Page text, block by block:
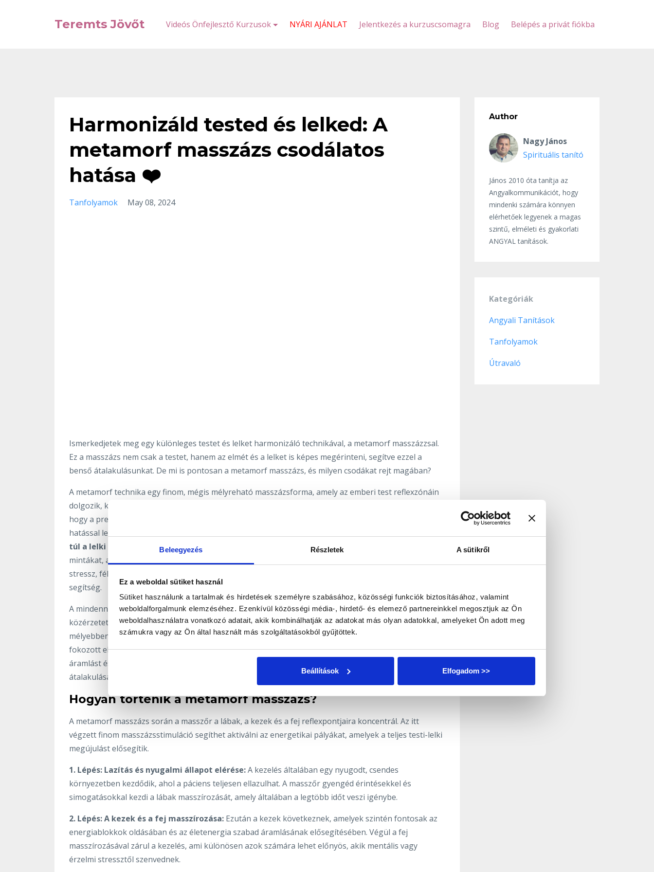
Beleegyezés Részletek A sütikről
Ez a weboldal sütiket használ
Sütiket használunk a tartalmak és hirdetések személyre szabásához, közösségi funkciók biztosításához, valamint
weboldalforgalmunk elemzéséhez. Ezenkívül közösségi média-, hirdető- és elemező partnereinkkel megosztjuk az Ön
weboldalhasználatra vonatkozó adatait, akik kombinálhatják az adatokat más olyan adatokkal, amelyeket Ön adott meg
számukra vagy az Ön által használt más szolgáltatásokból gyűjtöttek.
Beállítások Elfogadom >>
Teremts Jövőt Videós Önfejlesztő Kurzusok NYÁRI AJÁNLAT Jelentkezés a kurzuscsomagra Blog Belépés a privát fiókba
Harmonizáld tested és lelked: A
metamorf masszázs csodálatos
hatása ❤️
Tanfolyamok May 08, 2024
Ismerkedjetek meg egy különleges testet és lelket harmonizáló technikával, a metamorf masszázzsal.
Ez a masszázs nem csak a testet, hanem az elmét és a lelket is képes megérinteni, segítve ezzel a
benső átalakulásunkat. De mi is pontosan a metamorf masszázs, és milyen csodákat rejt magában?
A metamorf technika egy finom, mégis mélyreható masszázsforma, amely az emberi test reflexzónáin
dolgozik, különösen a lábakon, a kezeken és a fejen. Ez a módszer abból a felismerésből született,
hogy a prenatális időszak, vagyis az anyaméhben töltött időszak alatt elszenvedett stressz és trauma
hatással lehet ránk egész életünkben. A metamorf masszázs különlegessége, hogy a
túl a lelki és érzelmi blokkokat is képes oldani.
Segíthet felszabadítani azokat a korlátozó
mintákat, amelyek akár évek óta, évtizedek óta akadályoznak minket az életünkben. Akár szorongás,
stressz, félelmek vagy akár depresszió esetén is alkalmazható, mint egy gyengéd, mégis hatékony
segítség.
A mindennapi életben a metamorf masszázs segíthet jobban kezelni a stresszt, javítja az általános
közérzetet, és erősítheti az önbizalmat. Sokan arról számoltak be, hogy képessé váltak relaxálni és
mélyebben aludni a masszázs után. Emellett a nagyobb lelki nyugalom és a stresszel szembeni
fokozott ellenálló képesség is gyakran említett előny. A masszázs célja, hogy elősegítse az energetikai
áramlást és az öngyógyító folyamatokat, ezzel segítve az egyén fizikai, érzelmi és spirituális
átalakulását.
Hogyan történik a metamorf masszázs?
A metamorf masszázs során a masszőr a lábak, a kezek és a fej reflexpontjaira koncentrál. Az itt
végzett finom masszázsstimuláció segíthet aktiválni az energetikai pályákat, amelyek a teljes testi-lelki
megújulást elősegítik.
1. Lépés: Lazítás és nyugalmi állapot elérése:A kezelés általában egy nyugodt, csendes
környezetben kezdődik, ahol a páciens teljesen ellazulhat. A masszőr gyengéd érintésekkel és
simogatásokkal kezdi a lábak masszírozását, amely általában a legtöbb időt veszi igénybe.
2. Lépés: A kezek és a fej masszírozása: Ezután a kezek következnek, amelyek szintén fontosak az
energiablokkok oldásában és az életenergia szabad áramlásának elősegítésében. Végül a fej
masszírozásával zárul a kezelés, ami különösen azok számára lehet előnyös, akik mentális vagy
érzelmi stressztől szenvednek.
Author
Nagy János
Spirituális tanító
János 2010 óta tanítja az
Angyalkommunikációt, hogy
mindenki számára könnyen
elérhetőek legyenek a magas
szintű, elméleti és gyakorlati
ANGYAL tanítások.
Kategóriák
Angyali Tanítások
Tanfolyamok
Útravaló